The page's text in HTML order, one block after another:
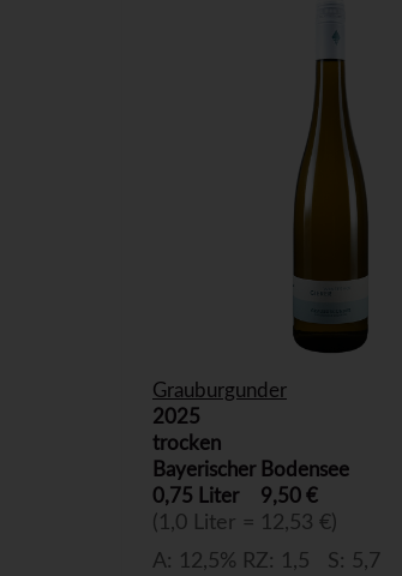
Grauburgunder
2025
trocken
Bayerischer Bodensee
0,75 Liter
9,50 €
(1,0 Liter = 12,53 €)
A: 12,5% RZ: 1,5 S: 5,7